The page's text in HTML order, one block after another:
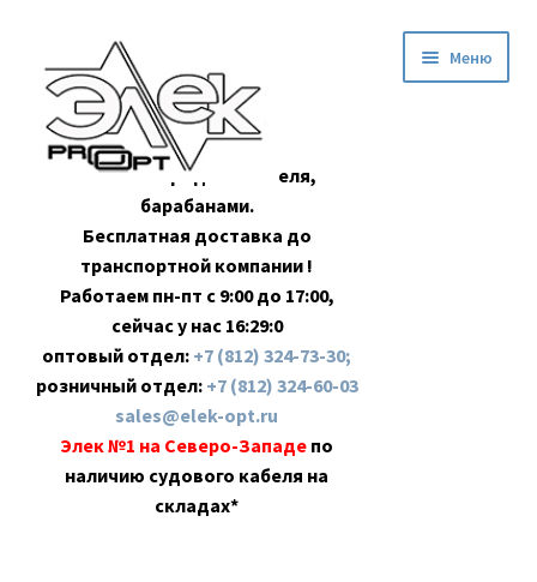
навигации
содержимому
Оптовая продажа кабеля,
барабанами.
Бесплатная доставка до
транспортной компании !
Работаем пн-пт с 9:00 до 17:00,
сейчас у нас 16:29:0
оптовый отдел: +7 (812) 324-73-30;
розничный отдел: +7 (812) 324-60-03
sales@elek-opt.ru
Элек №1 на Северо-Западе по
наличию судового кабеля на
складах*
Меню